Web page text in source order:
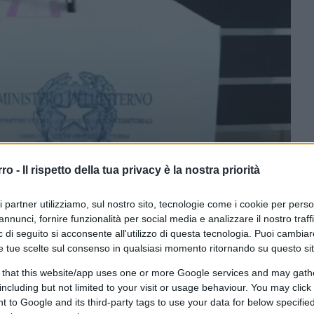
- Il rispetto della tua privacy è la nostra priorità
partner utilizziamo, sul nostro sito, tecnologie come i cookie per
fornire funzionalità per social media e analizzare il nostro
di seguito si acconsente all'utilizzo di questa tecnologia. Puoi
tue scelte sul consenso in qualsiasi momento ritornando su questo
that this website/app uses one or more Google services and may
but not limited to your visit or usage behaviour. You may
to Google and its third-party tags to use your data for below
CLICCA QUI
polemiche a destra e a manca, e ad
solleva. E tuttavia va affrontato, se non
Sto parlando dell’astensionismo, il
delle ultime elezioni, tanto nazionali